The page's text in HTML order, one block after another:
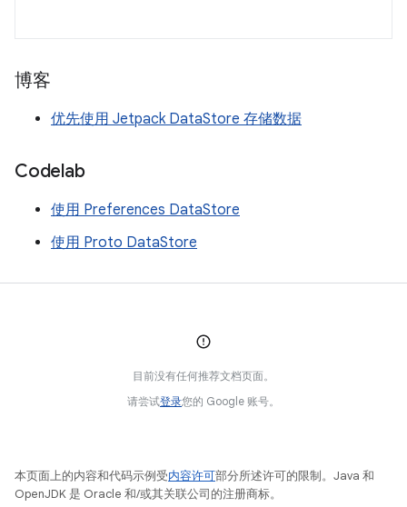
博客
优先使用 Jetpack DataStore 存储数据
Codelab
使用 Preferences DataStore
使用 Proto DataStore
目前没有任何推荐文档页面。
请尝试登录您的 Google 账号。
本页面上的内容和代码示例受内容许可部分所述许可的限制。Java 和
OpenJDK 是 Oracle 和/或其关联公司的注册商标。